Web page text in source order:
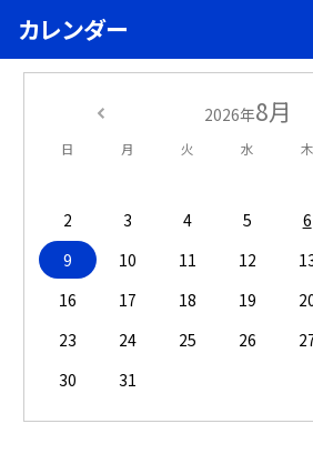
カレンダー
2026年8月
日 月 火 水 木
2
3 4 5 6
9
10 11 12
16
17 18 19
23
24 25 26
30
31